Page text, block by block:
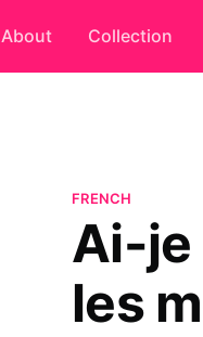
About Collection
FRENCH
Ai-je
les